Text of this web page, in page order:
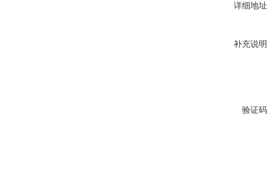
详细地址
补充说明
验证码